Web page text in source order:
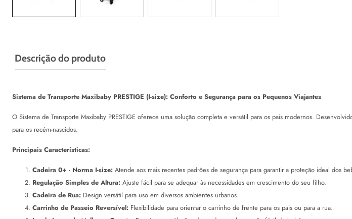
Descrição do produto
Sistema de Transporte Maxibaby PRESTIGE (I-size): Conforto e Segurança para os Pequenos Viajantes
O Sistema de Transporte Maxibaby PRESTIGE oferece uma solução completa e versátil para os pais modernos.
para os recém-nascidos.
Principais Características:
Cadeira 0+ - Norma I-size: Atende aos mais recentes padrões de segurança para garantir a proteção ideal dos
Regulação Simples de Altura: Ajuste fácil para se adequar às necessidades em crescimento do seu filho.
Cadeira de Rua: Design versátil para uso em diversos ambientes urbanos.
Carrinho de Passeio Reversível: Flexibilidade para orientar o carrinho de frente para os pais ou para a rua.